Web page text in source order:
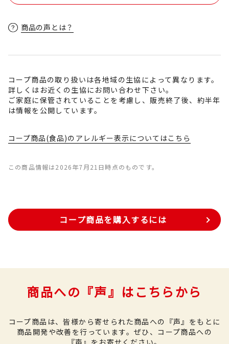
商品の声とは？
コープ商品の取り扱いは各地域の生協によって異なります。
詳しくはお近くの生協にお問い合わせ下さい。
ご家庭に保管されていることを考慮し、販売終了後、約半年
は情報を公開しています。
コープ商品(食品)のアレルギー表示についてはこちら
この商品情報は2026年7月21日時点のものです。
コープ商品を購入するには
商品への『声』はこちらから
コープ商品は、皆様から寄せられた商品への『声』をもとに
商品開発や改善を行っています。 ぜひ、コープ商品への
『声』をお寄せください。